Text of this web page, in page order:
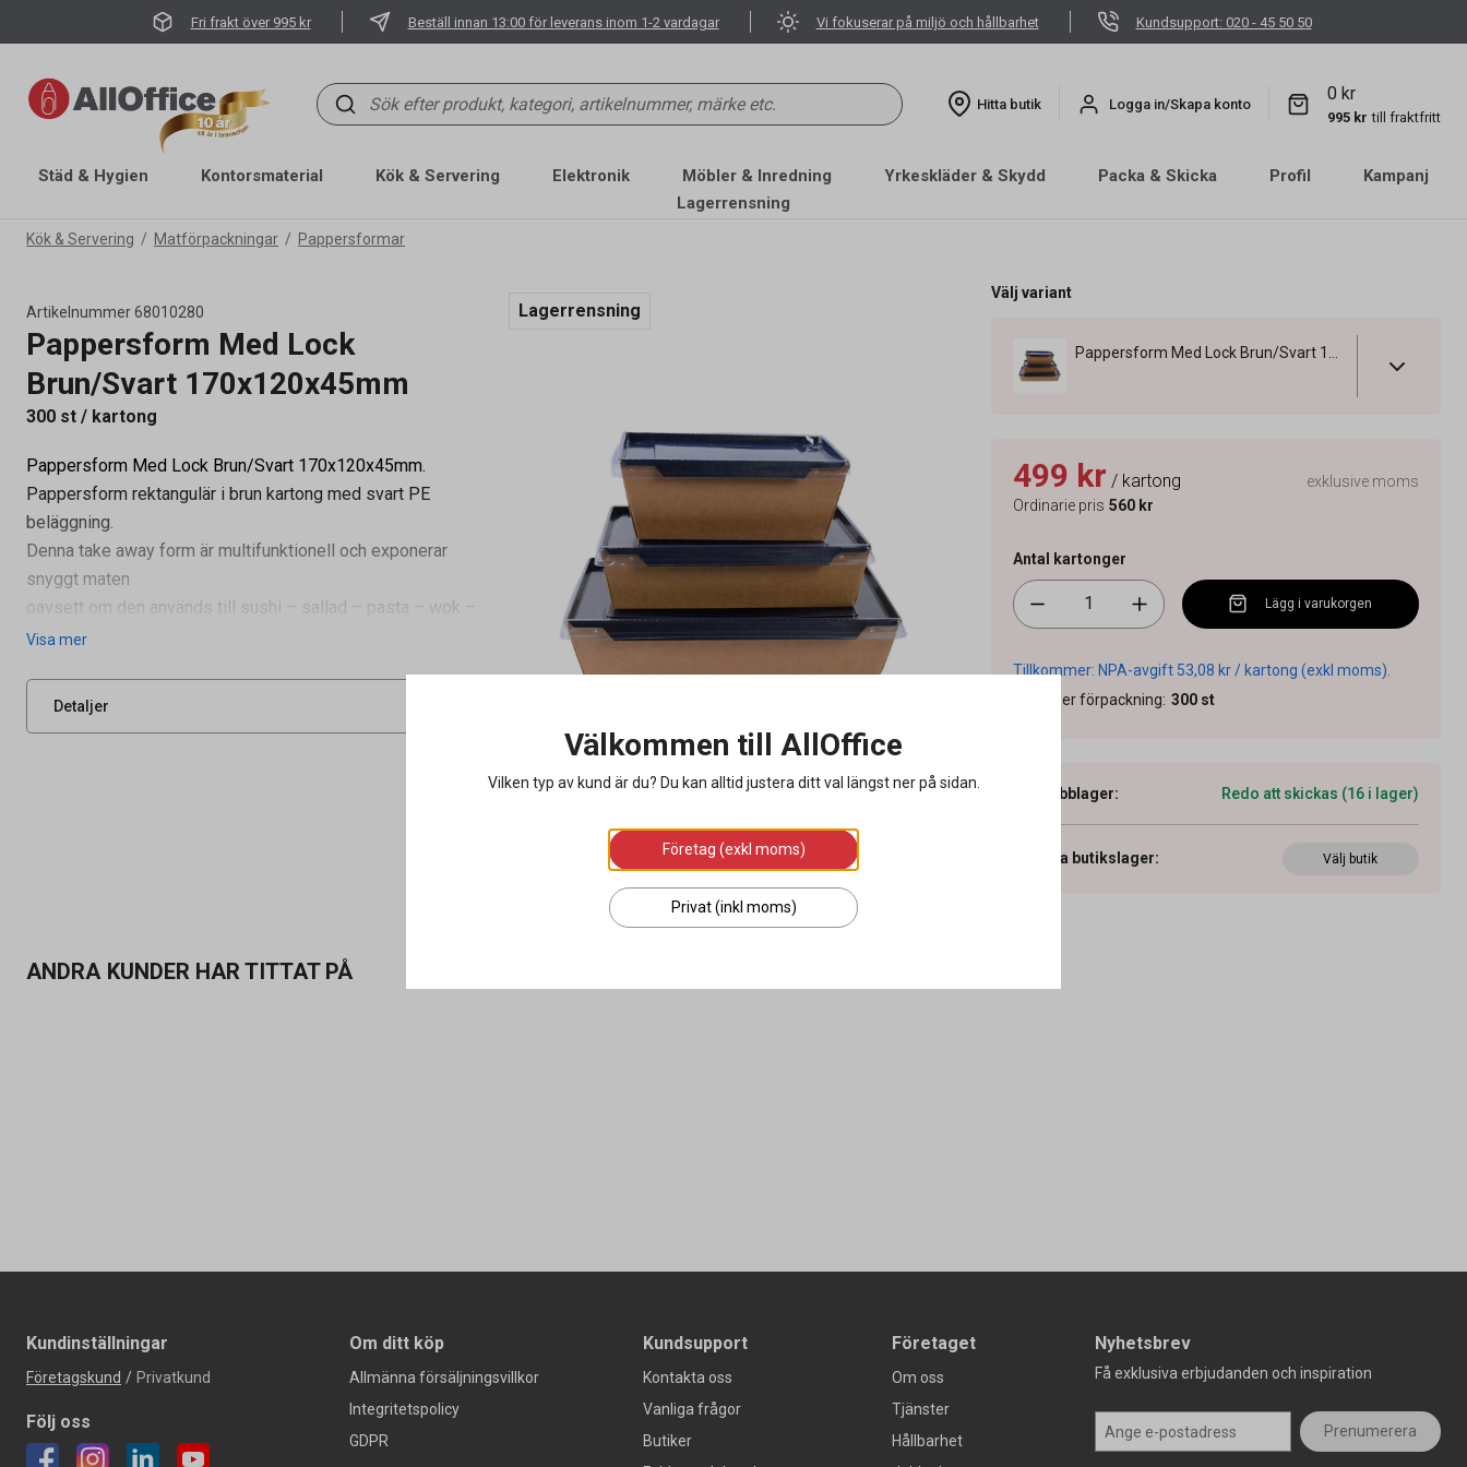
Fri frakt över 995 kr Beställ innan 13:00 för leverans inom 1-2 vardagar Vi fokuserar på miljö och hållbarhet Kundsupport: 020 - 45 50 50
Hitta butik Logga in/Skapa konto
0 kr
995 kr till fraktfritt
Städ & Hygien Kontorsmaterial Kök & Servering Elektronik Möbler & Inredning Yrkeskläder & Skydd Packa & Skicka Profil
Kampanj
Lagerrensning
Kök & Servering Matförpackningar Pappersformar
Artikelnummer68010280
Pappersform Med Lock
Brun/Svart 170x120x45mm
300 st / kartong
Pappersform Med Lock Brun/Svart 170x120x45mm.
Pappersform rektangulär i brun kartong med svart PE
beläggning.
Denna take away form är multifunktionell och exponerar
snyggt maten
oavsett om den används till sushi – sallad – pasta – wok –
streetfood - husmanskost eller catering
Visa mer
Detaljer
Artikelnummer
Leverantörens
UNSPSC
Lagerrensning
Välj variant
499 kr / kartong
Ordinarie pris 560 kr
exklusive moms
Antal kartonger
Lägg i varukorgen
Tillkommer: NPA-avgift 53,08 kr / kartong (exkl moms).
Antal per förpackning: 300 st
Webblager: Redo att skickas (16 i lager)
Visa butikslager: Välj butik
ANDRA KUNDER HAR TITTAT PÅ
Kundinställningar
Företagskund / Privatkund
Följ oss
Om ditt köp
Allmänna försäljningsvillkor
Integritetspolicy
GDPR
Kundsupport
Kontakta oss
Vanliga frågor
Butiker
Företaget
Om oss
Tjänster
Hållbarhet
Nyhetsbrev
Få exklusiva erbjudanden och inspiration
Prenumerera
Välkommen till AllOffice
Vilken typ av kund är du? Du kan alltid justera ditt val längst ner på sidan.
Företag (exkl moms)
Privat (inkl moms)